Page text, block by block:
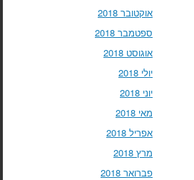
אוקטובר 2018
ספטמבר 2018
אוגוסט 2018
יולי 2018
יוני 2018
מאי 2018
אפריל 2018
מרץ 2018
פברואר 2018